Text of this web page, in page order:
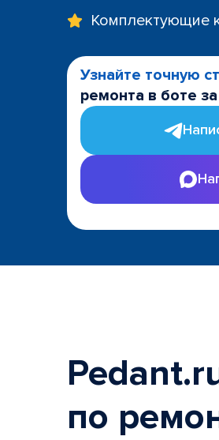
Комплектующие
Узнайте точную
ремонта в боте
по